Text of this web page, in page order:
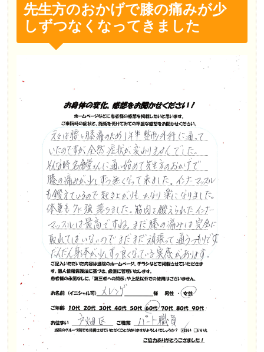
先生方のおかげで膝の痛みが少
しずつなくなってきました